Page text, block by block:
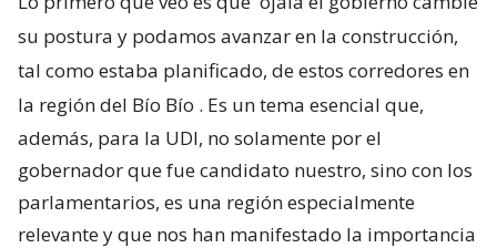
su postura y podamos avanzar en la construcción,
tal como estaba planificado, de estos corredores en
la región del Bío Bío . Es un tema esencial que,
además, para la UDI, no solamente por el
gobernador que fue candidato nuestro, sino con los
parlamentarios, es una región especialmente
relevante y que nos han manifestado la importancia